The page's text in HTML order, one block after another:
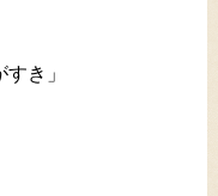
き」